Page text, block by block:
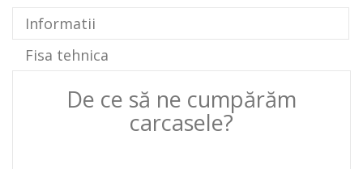
Informatii
Fisa tehnica
De ce să ne cumpărăm
carcasele?